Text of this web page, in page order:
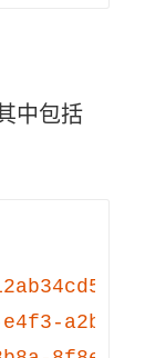
中包括
e4f3-a2b1-